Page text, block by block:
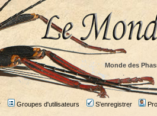
Monde des
Groupes d'utilisateurs S'enregistrer